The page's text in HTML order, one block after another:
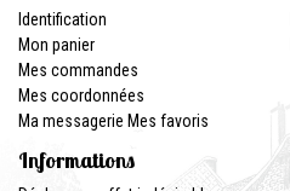
Identification
Mon panier
Mes commandes
Mes coordonnées
Ma messagerie Mes favoris
Informations